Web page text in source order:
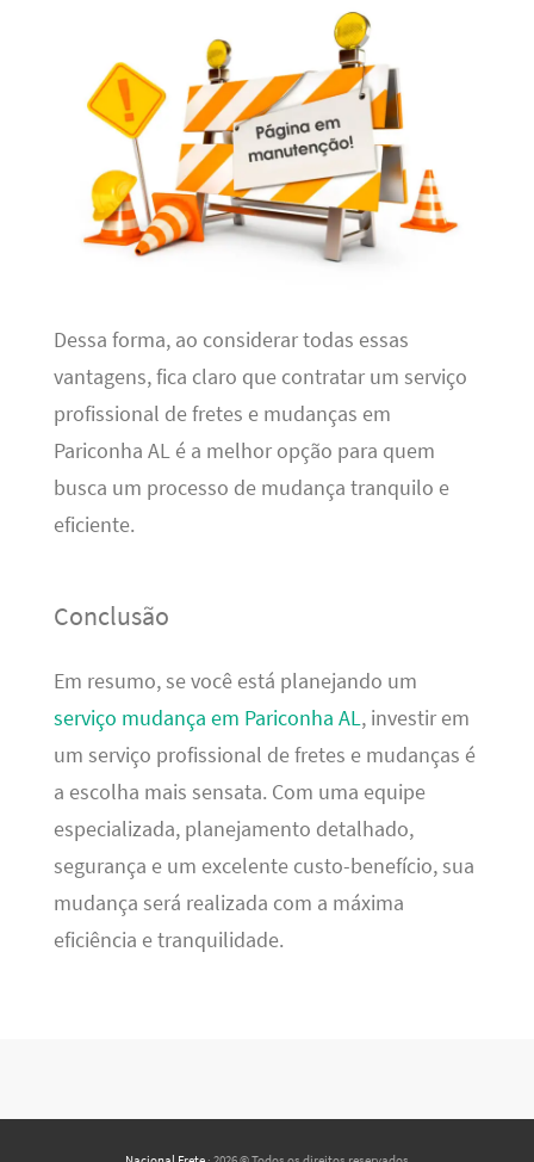
Dessa forma, ao considerar todas essas
vantagens, fica claro que contratar um serviço
profissional de fretes e mudanças em
Pariconha AL é a melhor opção para quem
busca um processo de mudança tranquilo e
eficiente.
Conclusão
Em resumo, se você está planejando um
serviço mudança em Pariconha AL, investir em
um serviço profissional de fretes e mudanças é
a escolha mais sensata. Com uma equipe
especializada, planejamento detalhado,
segurança e um excelente custo-benefício, sua
mudança será realizada com a máxima
eficiência e tranquilidade.